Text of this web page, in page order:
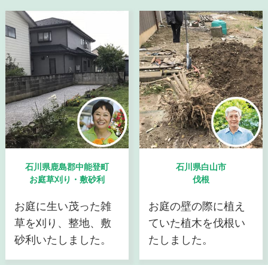
石川県鹿島郡中能登町
お庭草刈り・敷砂利
お庭に生い茂った雑
草を刈り、整地、敷
砂利いたしました。
石川県白山市
伐根
お庭の壁の際に植え
ていた植木を伐根い
たしました。